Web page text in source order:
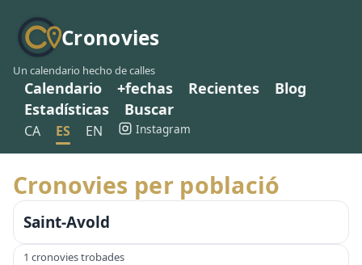
Cronovies
Un calendario hecho de calles
Calendario +fechas Recientes
Blog
Estadísticas
Buscar
CA ES EN Instagram
Cronovies per població
Saint-Avold
1 cronovies trobades